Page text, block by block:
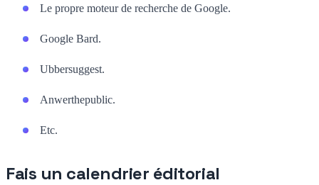
Le propre moteur de recherche de Google.
Google Bard.
Ubbersuggest.
Anwerthepublic.
Etc.
Fais un calendrier éditorial